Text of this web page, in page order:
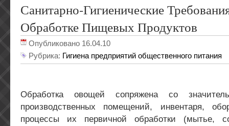
Санитарно-Гигиенические
Обработке Пищевых Продуктов
Опубликовано 16.04.10
Рубрика: Гигиена предприятий общественного питания
Обработка овощей сопряжена со
производственных помещений, инвентаря,
процессы их первичной обработки (мытье,